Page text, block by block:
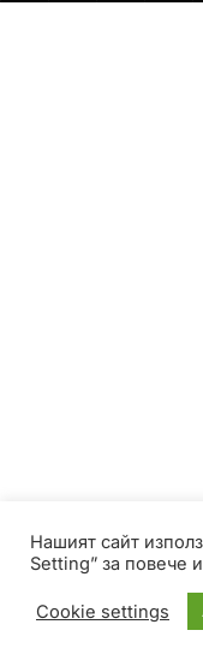
Нашият сайт
Setting” за повече
Cookie settings